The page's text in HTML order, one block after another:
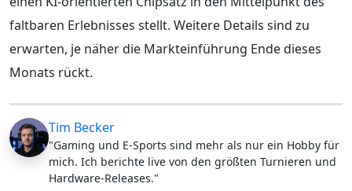
faltbaren Erlebnisses stellt. Weitere Details sind zu
erwarten, je näher die Markteinführung Ende dieses
Monats rückt.
Tim Becker
"Gaming und E-Sports sind mehr als nur ein Hobby für
mich. Ich berichte live von den größten Turnieren und
Hardware-Releases."